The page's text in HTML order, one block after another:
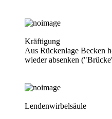
Kräftigung
Aus Rückenlage Becken
wieder absenken
Lendenwirbelsäule